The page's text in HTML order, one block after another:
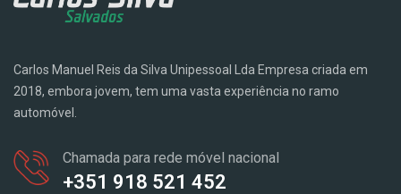
Carlos Manuel Reis da Silva Unipessoal Lda Empresa criada em
2018, embora jovem, tem uma vasta experiência no ramo
automóvel.
Chamada para rede móvel nacional
+351 918 521 452